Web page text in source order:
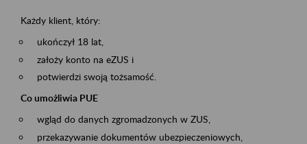
Każdy klient, który:
ukończył 18 lat,
założy konto na eZUS i
potwierdzi swoją tożsamość.
Co umożliwia PUE
wgląd do danych zgromadzonych w ZUS,
przekazywanie dokumentów ubezpieczeniowych,